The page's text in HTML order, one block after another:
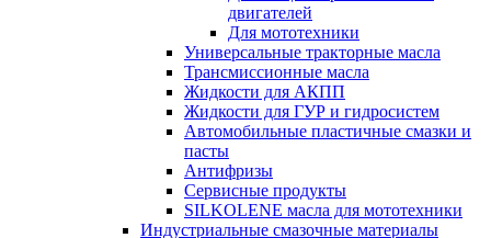
двигателей
Для мототехники
Универсальные тракторные масла
Трансмиссионные масла
Жидкости для АКПП
Жидкости для ГУР и гидросистем
Автомобильные пластичные смазки и
пасты
Антифризы
Сервисные продукты
SILKOLENE масла для мототехники
Индустриальные смазочные материалы